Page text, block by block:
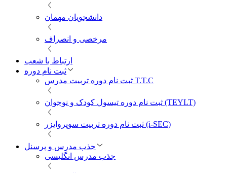
دانشجویان مهمان
مرخصی و انصراف
ارتباط با شعب
ثبت نام دوره
ثبت نام دوره تربیت مدرس T.T.C
ثبت نام دوره تیسول کودک و نوجوان (TEYLT)
ثبت نام دوره تربیت سوپروایزر (i-SEC)
جذب مدرس و پرسنل
جذب مدرس انگلیسی